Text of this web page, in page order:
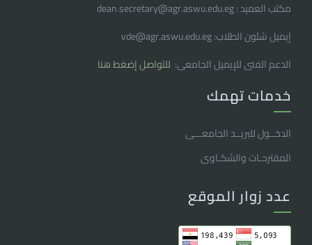
مكتب العميد : dean.secretary@agr.aswu.edu.eg
إيميل شئون الطلاب: vde@agr.aswu.edu.eg
الدعم الفنى للإيميل الجامعى: للتواصل إضغط هنا
خدمات تهمك
الدخــول للبريــد الجامعـــى
المقترحـات والشكـاوى
عدد زوار الموقع